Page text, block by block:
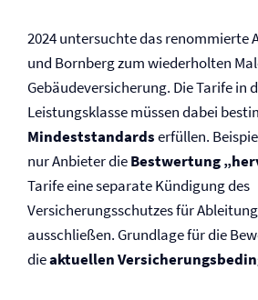
2024 untersuchte das renommierte
und Bornberg zum wiederholten
Gebäude­versicherung. Die Tarife in
Leistungsklasse müssen dabei
Mindeststandardserfüllen.
nur Anbieter dieBestwertung
Tarife eine separate Kündigung des
Versicherungsschutzes für
ausschließen. Grundlage für die
dieaktuellen